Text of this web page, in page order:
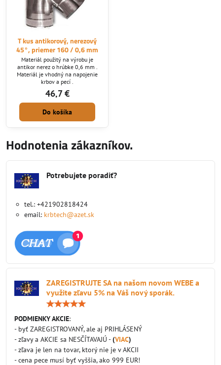
T kus antikorový, nerezový
45°, priemer 160 / 0,6 mm
Materiál použitý na výrobu je
antikor nerez o hrúbke 0,6 mm .
Materiál je vhodný na napojenie
krbov a pecí .
46,7 €
Do košíka
Hodnotenia zákazníkov.
Potrebujete poradiť?
tel.: +421902818424
email: krbtech@azet.sk
ZAREGISTRUJTE SA na našom novom WEBE a
využite zľavu 5% na Váš nový sporák.
PODMIENKY AKCIE:
- byť ZAREGISTROVANÝ, ale aj PRIHLÁSENÝ
- zľavy a AKCIE sa NESČÍTAVAJÚ -(VIAC)
- zľava je len na tovar, ktorý nie je v AKCII
- cena pece musí byť vyššia, ako 999 EUR!